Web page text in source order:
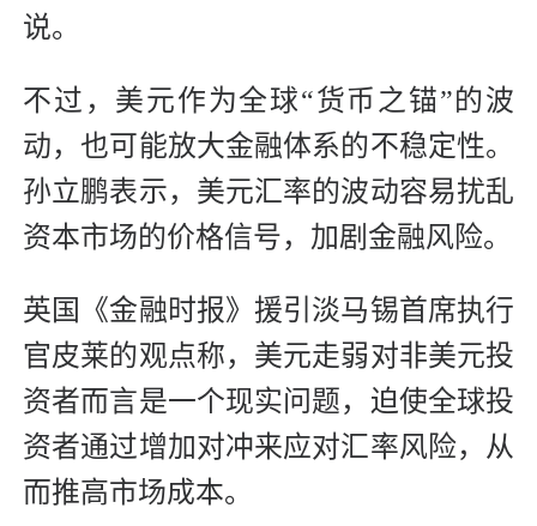
说。
不过，美元作为全球“货币之锚”的波
动，也可能放大金融体系的不稳定性。
孙立鹏表示，美元汇率的波动容易扰乱
资本市场的价格信号，加剧金融风险。
英国《金融时报》援引淡马锡首席执行
官皮莱的观点称，美元走弱对非美元投
资者而言是一个现实问题，迫使全球投
资者通过增加对冲来应对汇率风险，从
而推高市场成本。